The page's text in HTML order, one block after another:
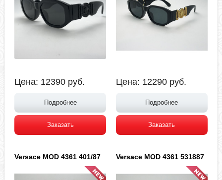
Цена: 12390 руб.
Подробнее
Заказать
Цена: 12290 руб.
Подробнее
Заказать
Versace MOD 4361 401/87 Versace MOD 4361 531887